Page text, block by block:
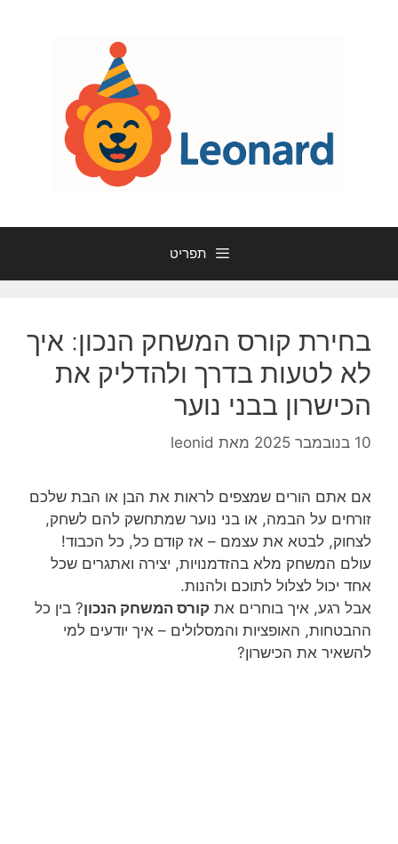
תפריט
בחירת קורס המשחק הנכון: איך
לא לטעות בדרך ולהדליק את
הכישרון בבני נוער
10 בנובמבר 2025 מאת leonid
אם אתם הורים שמצפים לראות את הבן או הבת שלכם
זורחים על הבמה, או בני נוער שמתחשק להם לשחק,
לצחוק, לבטא את עצמם – אז קודם כל, כל הכבוד!
עולם המשחק מלא בהזדמנויות, יצירה ואתגרים שכל
אחד יכול לצלול לתוכם ולהנות.
אבל רגע, איך בוחרים את קורס המשחק הנכון? בין כל
ההבטחות, האופציות והמסלולים – איך יודעים למי
להשאיר את הכישרון?